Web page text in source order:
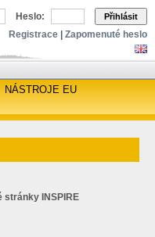
Heslo: Přihlásit
Registrace Zapomenuté heslo
NÁSTROJE EU
stránky INSPIRE